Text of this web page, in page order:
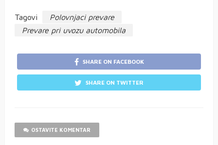
Tagovi
Polovnjaci prevare
Prevare pri uvozu automobila
SHARE ON FACEBOOK
SHARE ON TWITTER
OSTAVITE KOMENTAR